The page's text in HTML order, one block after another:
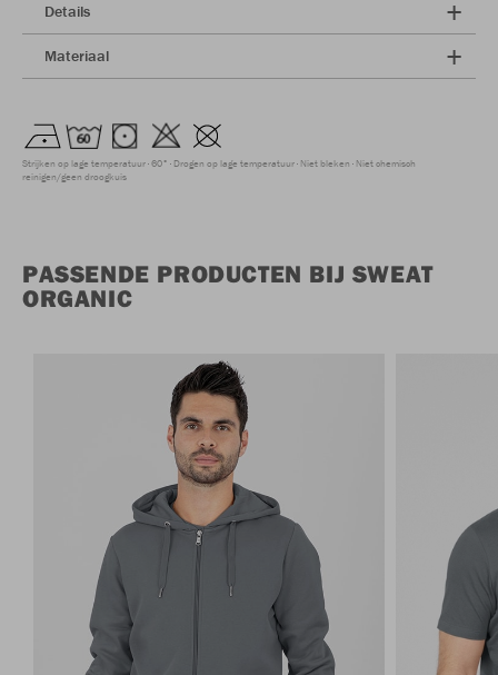
Details
Materiaal
Strijken op lage temperatuur 60° Drogen op lage temperatuur Niet bleken Niet chemisch
reinigen/geen droogkuis
PASSENDE PRODUCTEN BIJ SWEAT
ORGANIC